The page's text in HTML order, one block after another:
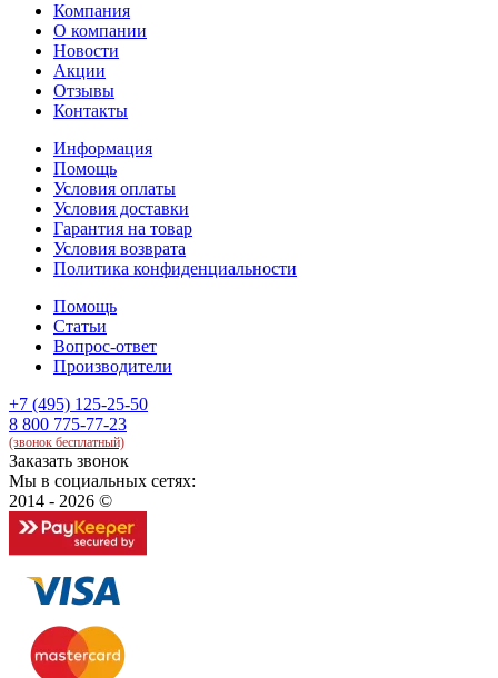
Компания
О компании
Новости
Акции
Отзывы
Контакты
Информация
Помощь
Условия оплаты
Условия доставки
Гарантия на товар
Условия возврата
Политика конфиденциальности
Помощь
Статьи
Вопрос-ответ
Производители
+7 (495) 125-25-50
8 800 775-77-23
(звонок бесплатный)
Заказать звонок
Мы в социальных сетях:
2014 - 2026 ©